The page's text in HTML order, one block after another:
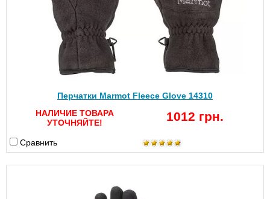
Перчатки Marmot Fleece Glove 14310
НАЛИЧИЕ ТОВАРА
УТОЧНЯЙТЕ!
1012 грн.
Сравнить